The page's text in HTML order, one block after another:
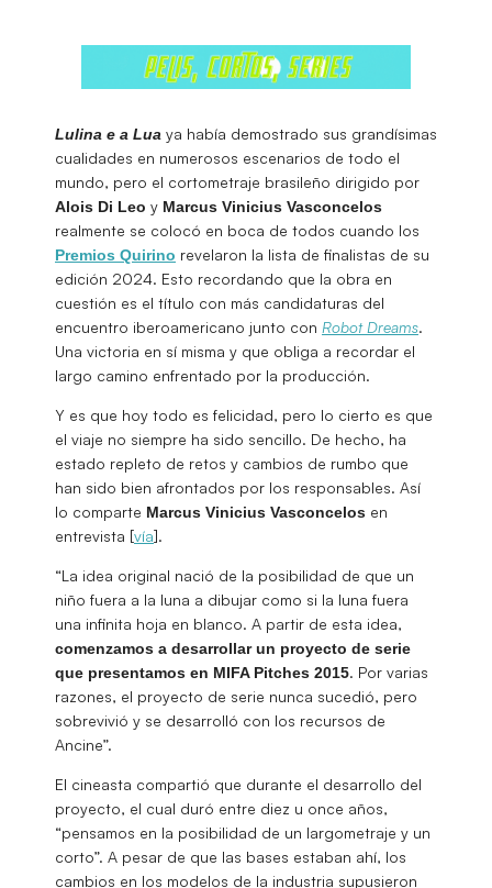
Lulina e a Lua ya había demostrado sus grandísimas
cualidades en numerosos escenarios de todo el
mundo, pero el cortometraje brasileño dirigido por
Alois Di Leo y Marcus Vinicius Vasconcelos
realmente se colocó en boca de todos cuando los
Premios Quirino revelaron la lista de finalistas de su
edición 2024. Esto recordando que la obra en
cuestión es el título con más candidaturas del
encuentro iberoamericano junto con Robot Dreams.
Una victoria en sí misma y que obliga a recordar el
largo camino enfrentado por la producción.
Y es que hoy todo es felicidad, pero lo cierto es que
el viaje no siempre ha sido sencillo. De hecho, ha
estado repleto de retos y cambios de rumbo que
han sido bien afrontados por los responsables. Así
lo comparte Marcus Vinicius Vasconcelos en
entrevista [vía].
“La idea original nació de la posibilidad de que un
niño fuera a la luna a dibujar como si la luna fuera
una infinita hoja en blanco. A partir de esta idea,
comenzamos a desarrollar un proyecto de serie
que presentamos en MIFA Pitches 2015. Por varias
razones, el proyecto de serie nunca sucedió, pero
sobrevivió y se desarrolló con los recursos de
Ancine”.
El cineasta compartió que durante el desarrollo del
proyecto, el cual duró entre diez u once años,
“pensamos en la posibilidad de un largometraje y un
corto”. A pesar de que las bases estaban ahí, los
cambios en los modelos de la industria supusieron